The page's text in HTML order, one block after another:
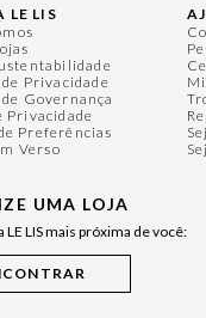
LE LIS
Privacidade
Governança
Privacidade
Preferências
Verso
UMA LOJA
LE LIS mais próxima de você: